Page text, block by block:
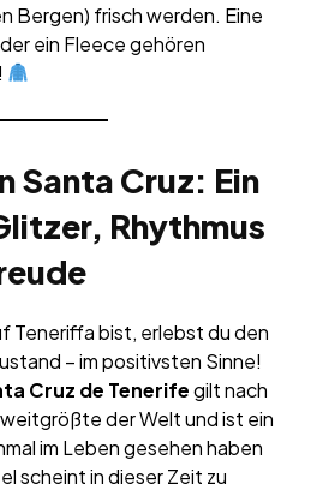
Bergen) frisch werden. Eine
ein Fleece gehören
Santa Cruz: Ein
Rhythmus
Teneriffa bist, erlebst du den
– im positivsten Sinne!
Cruz de Tenerifegilt nach
der Welt und ist ein
im Leben gesehen haben
scheint in dieser Zeit zu